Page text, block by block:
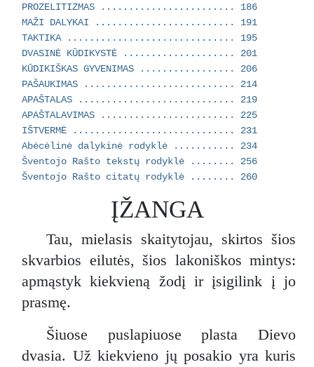
PROZELITIZMAS ........................ 186
MAŽI DALYKAI ......................... 191
TAKTIKA .............................. 195
DVASINĖ KŪDIKYSTĖ .................... 201
KŪDIKIŠKAS GYVENIMAS ................. 206
PAŠAUKIMAS ........................... 214
APAŠTALAS ............................ 219
APAŠTALAVIMAS ........................ 225
IŠTVERMĖ ............................. 231
Abėcėlinė dalykinė rodyklė ........... 234
Šventojo Rašto tekstų rodyklė ........ 256
Šventojo Rašto citatų rodyklė ........ 260
ĮŽANGA
Tau, mielasis skaitytojau, skirtos šios
skvarbios eilutės, šios lakoniškos mintys:
apmąstyk kiekvieną žodį ir įsigilink į jo
prasmę.
Šiuose puslapiuose plasta Dievo
dvasia. Už kiekvieno jų posakio yra kuris